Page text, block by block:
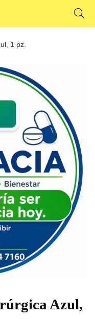
1 pz.
Azul,